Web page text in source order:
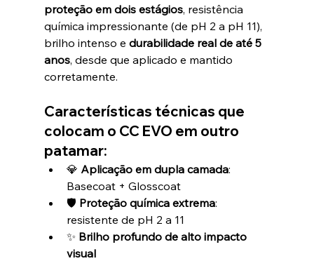
proteção em dois estágios, resistência
química impressionante (de pH 2 a pH 11),
brilho intenso e durabilidade real de até 5
anos, desde que aplicado e mantido
corretamente.
Características técnicas que
colocam o CC EVO em outro
patamar:
💎 Aplicação em dupla camada:
Basecoat + Glosscoat
🛡️ Proteção química extrema:
resistente de pH 2 a 11
✨ Brilho profundo de alto impacto
visual